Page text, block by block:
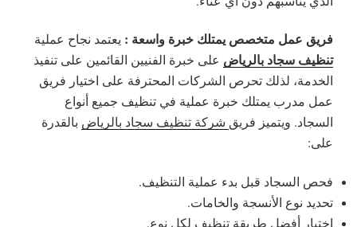
فريق عمل متخصص يمتلك خبرة واسعة : يعتمد نجاح عملية
تنظيف سجاد بالرياض على خبرة الفنيين القائمين على تنفيذ
الخدمة، لذلك تحرص الشركات المحترفة على اختيار فريق
عمل مدرب يمتلك خبرة عملية في تنظيف جميع أنواع
السجاد. ويتميز فريق شركة تنظيف سجاد بالرياض بالقدرة
على:
فحص السجاد قبل بدء عملية التنظيف.
تحديد نوع الأنسجة والخامات.
اختيار أفضل طريقة تنظيف لكل نوع.